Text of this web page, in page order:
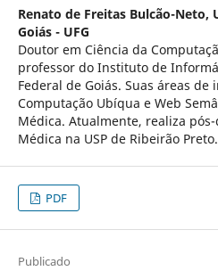
Renato de Freitas Bulcão-Neto,
Goiás - UFG
Doutor em Ciência da
professor do Instituto de
Federal de Goiás. Suas áreas de
Computação Ubíqua e Web
Médica. Atualmente, realiza
Médica na USP de Ribeirão Preto.
PDF
Publicado